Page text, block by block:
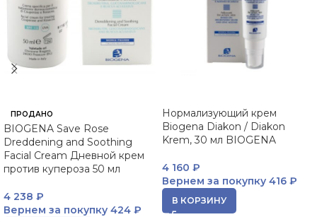
ПРОДАНО
BIOGENA Save Rose
Dreddening and Soothing
Facial Cream Дневной крем
против купероза 50 мл
4 238 ₽
Вернем за покупку 424 ₽
Нормализующий крем
Biogena Diakon / Diakon
Krem, 30 мл BIOGENA
4 160 ₽
Вернем за покупку 416 ₽
В КОРЗИНУ